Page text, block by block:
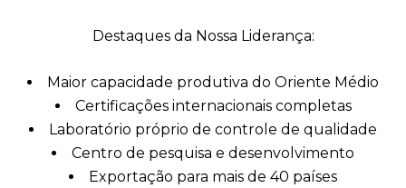
Destaques da Nossa Liderança:
Maior capacidade produtiva do Oriente Médio
Certificações internacionais completas
Laboratório próprio de controle de qualidade
Centro de pesquisa e desenvolvimento
Exportação para mais de 40 países